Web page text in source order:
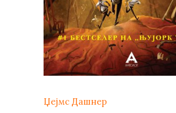
Џејмс Дашнер